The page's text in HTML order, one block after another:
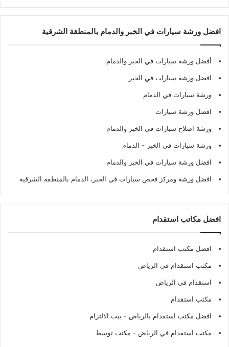
افضل ورشة سيارات في الخبر والدمام بالمنطقة الشرقية
أفضل ورشة سيارات في الخبر والدمام
افضل ورشة سيارات في الخبر
ورشة سيارات في الدمام
افضل ورشة سيارات
ورشة اصلاح سيارات في الخبر والدمام
ورشة سيارات في الخبر - الدمام
افضل ورشة سيارات في الخبر والدمام
افضل ورشة ومركز فحص سيارات في الخبر، الدمام بالمنطقة الشرقية
افضل مكاتب استقدام
افضل مكتب استقدام
مكتب استقدام في الرياض
استقدام في الرياض
مكتب استقدام
افضل مكتب استقدام بالرياض - بيت الالتزام
مكتب استقدام في الرياض - مكتب توسط